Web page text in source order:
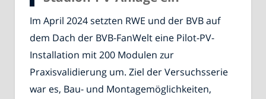
Im April 2024 setzten RWE und der BVB auf
dem Dach der BVB-FanWelt eine Pilot-PV-
Installation mit 200 Modulen zur
Praxisvalidierung um. Ziel der Versuchsserie
war es, Bau- und Montagemöglichkeiten,